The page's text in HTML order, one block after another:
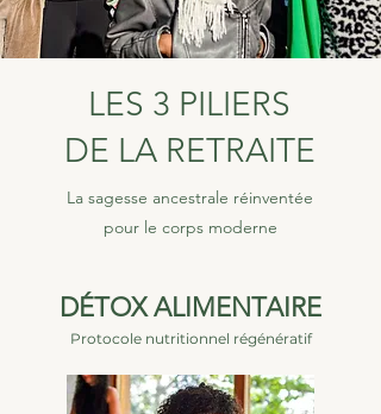
LES 3 PILIERS
DE LA RETRAITE
La sagesse ancestrale réinventée
pour le corps moderne
DÉTOX ALIMENTAIRE
Protocole nutritionnel régénératif